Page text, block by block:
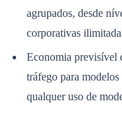
agrupados, desde
corporativas
Economia previsível
tráfego para
qualquer uso de